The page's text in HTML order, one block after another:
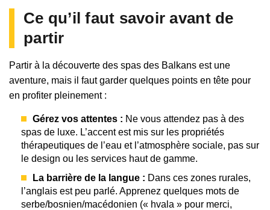
Ce qu’il faut savoir avant de
partir
Partir à la découverte des spas des Balkans est une
aventure, mais il faut garder quelques points en tête pour
en profiter pleinement :
Gérez vos attentes : Ne vous attendez pas à des
spas de luxe. L’accent est mis sur les propriétés
thérapeutiques de l’eau et l’atmosphère sociale, pas sur
le design ou les services haut de gamme.
La barrière de la langue : Dans ces zones rurales,
l’anglais est peu parlé. Apprenez quelques mots de
serbe/bosnien/macédonien (« hvala » pour merci,